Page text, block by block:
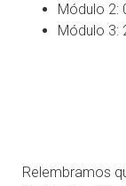
Módulo 2:
Módulo 3:
Relembramos